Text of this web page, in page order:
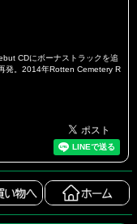
CDにボーナストラックを追
発。2014年Rotten Cemetery R